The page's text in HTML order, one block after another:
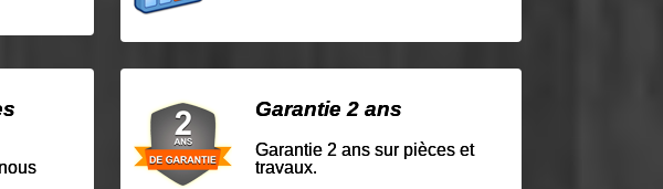
Garantie 2 ans
Garantie 2 ans sur pièces et
travaux.